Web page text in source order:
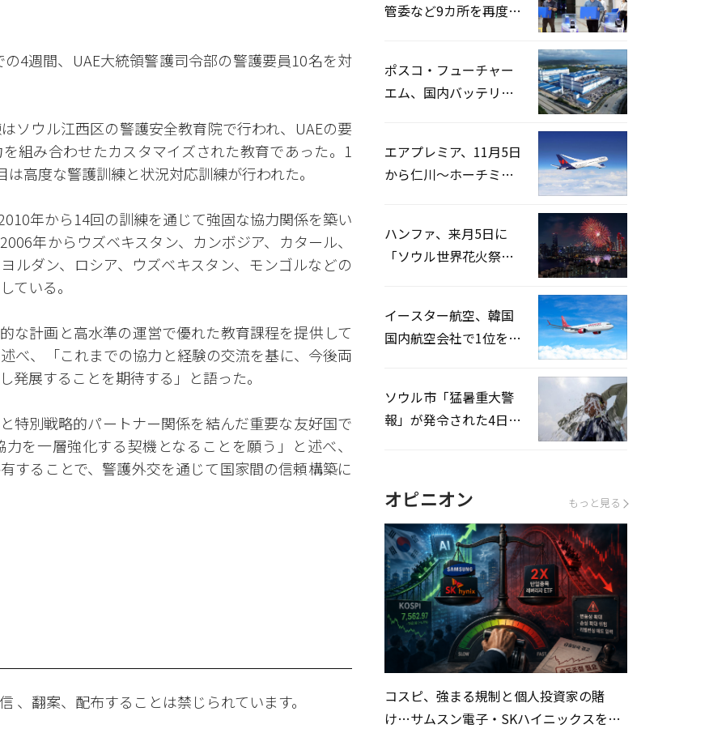
4週間、UAE大統領警護司令部の警護要員10名を対
ソウル江西区の警護安全教育院で行われ、UAEの要
組み合わせたカスタマイズされた教育であった。1
高度な警護訓練と状況対応訓練が行われた。
年から14回の訓練を通じて強固な協力関係を築い
年からウズベキスタン、カンボジア、カタール、
ルダン、ロシア、ウズベキスタン、モンゴルなどの
ている。
な計画と高水準の運営で優れた教育課程を提供して
べ、「これまでの協力と経験の交流を基に、今後両
展することを期待する」と語った。
特別戦略的パートナー関係を結んだ重要な友好国で
を一層強化する契機となることを願う」と述べ、
することで、警護外交を通じて国家間の信頼構築に
、翻案、配布することは禁じられています。
管委など9カ所を再度家
ポスコ・フューチャー
エム、国内バッテリー
エアプレミア、11月5日
から仁川〜ホーチミン
ハンファ、来月5日に
「ソウル世界花火祭り
イースター航空、韓国
国内航空会社で1位を記
ソウル市「猛暑重大警
報」が発令された4日、
オピニオン もっと見る
コスピ、強まる規制と個人投資家の賭
け…サムスン電子・SKハイニックスを巡